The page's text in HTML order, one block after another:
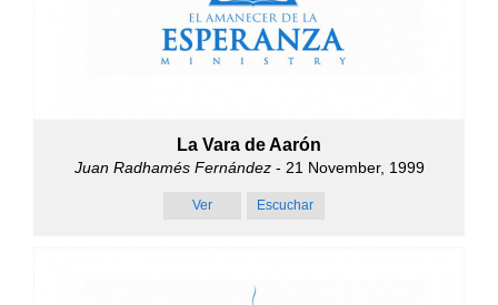
La Vara de Aarón
Juan Radhamés Fernández- 21 November, 1999
Ver Escuchar